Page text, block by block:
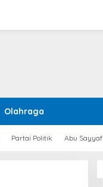
Olahraga
Partai Politik Abu Sayyaf